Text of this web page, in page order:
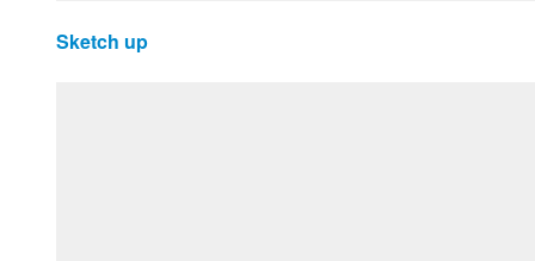
Sketch up